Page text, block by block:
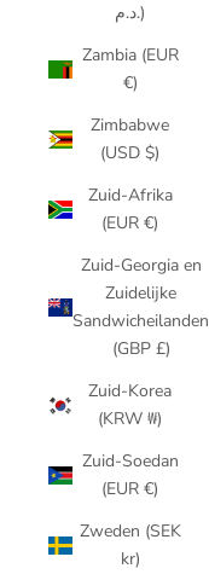
د.م.)
Zambia (EUR
€)
Zimbabwe
(USD $)
Zuid-Afrika
(EUR €)
Zuid-Georgia en
Zuidelijke
Sandwicheilanden
(GBP £)
Zuid-Korea
(KRW ₩)
Zuid-Soedan
(EUR €)
Zweden (SEK
kr)